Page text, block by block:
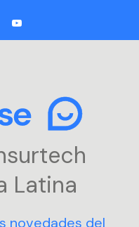
YOUTUBE
Latina
novedades del